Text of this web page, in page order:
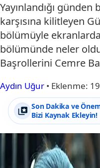
Yayınlandığı
karşısına kilitleyen
bölümüyle
bölümünde neler
Başrollerini Cemre
Aydın Uğur • Eklenme:
Son Dakika ve
Bizi Kaynak Ekleyin!